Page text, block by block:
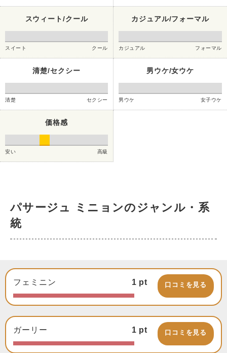
スウィート/クール
スイート クール
カジュアル/フォーマル
カジュアル フォーマル
清楚/セクシー
清楚 セクシー
男ウケ/女ウケ
男ウケ 女子ウケ
価格感
安い 高級
パサージュ ミニョンのジャンル・系
統
フェミニン 1 pt 口コミを見る
ガーリー 1 pt 口コミを見る